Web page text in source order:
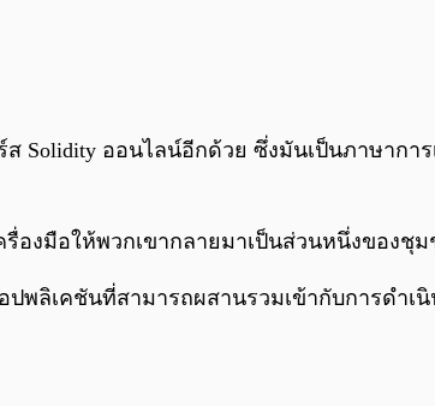
Solidity ออนไลน์อีกด้วย ซึ่งมันเป็นภาษาก
งมือให้พวกเขากลายมาเป็นส่วนหนึ่งของชุ
ลิเคชันที่สามารถผสานรวมเข้ากับการดำเ